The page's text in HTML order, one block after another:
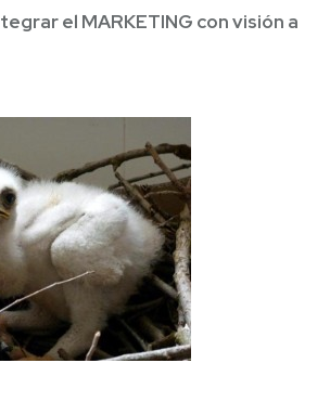
el MARKETING con visión a